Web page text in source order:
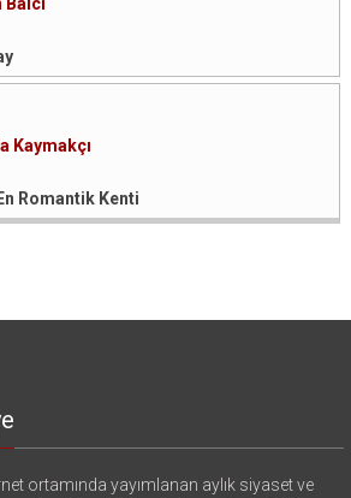
Kaymakçı
Romantik Kenti
ortamında yayımlanan aylık siyaset ve